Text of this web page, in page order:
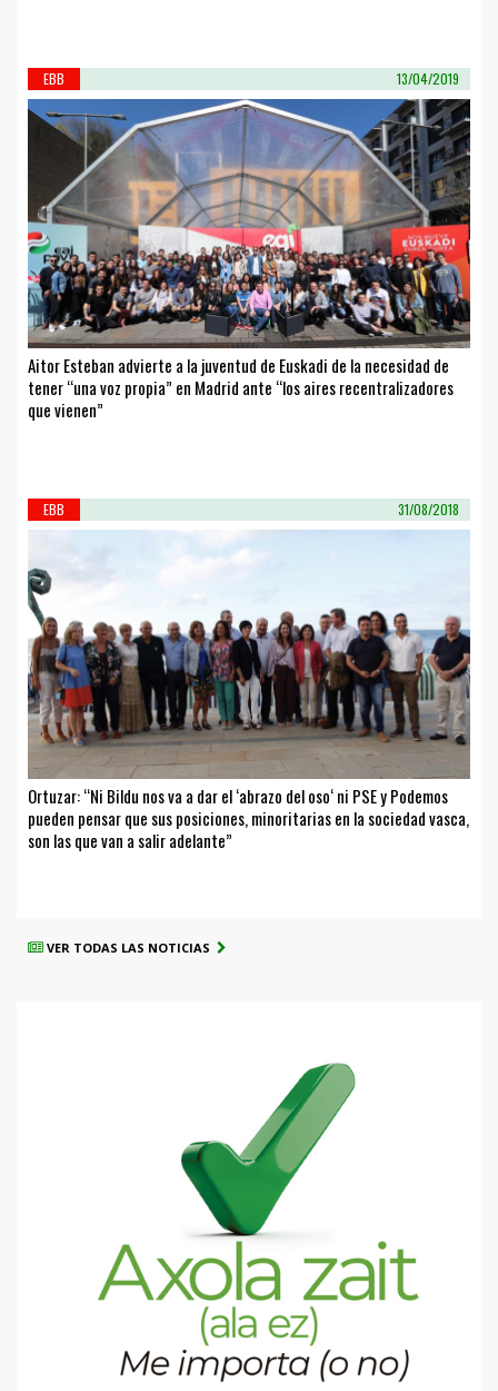
EBB 13/04/2019
Aitor Esteban advierte a la juventud de Euskadi de la necesidad de
tener “una voz propia” en Madrid ante “los aires recentralizadores
que vienen”
EBB 31/08/2018
Ortuzar: “Ni Bildu nos va a dar el ‘abrazo del oso‘ ni PSE y Podemos
pueden pensar que sus posiciones, minoritarias en la sociedad vasca,
son las que van a salir adelante”
VER TODAS LAS NOTICIAS